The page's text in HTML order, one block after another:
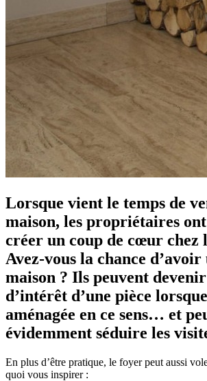
Lorsque vient le temps de
maison, les propriétaires
créer un coup de cœur chez
Avez-vous la chance
maison ? Ils peuvent
d’intérêt d’une pièce
aménagée en ce sens… et
évidemment séduire les
En plus d’être pratique, le foyer peut aussi
quoi vous inspirer :